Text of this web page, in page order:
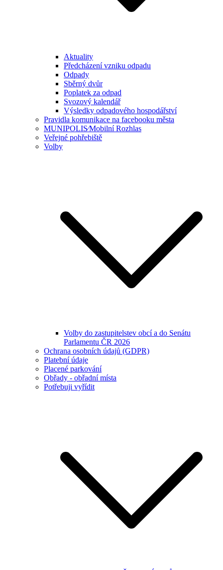
Aktuality
Předcházení vzniku odpadu
Odpady
Sběrný dvůr
Poplatek za odpad
Svozový kalendář
Výsledky odpadového hospodářství
Pravidla komunikace na facebooku města
MUNIPOLIS⁄Mobilní Rozhlas
Veřejné pohřebiště
Volby
Volby do zastupitelstev obcí a do Senátu
Parlamentu ČR 2026
Ochrana osobních údajů (GDPR)
Platební údaje
Placené parkování
Obřady - obřadní místa
Potřebuji vyřídit